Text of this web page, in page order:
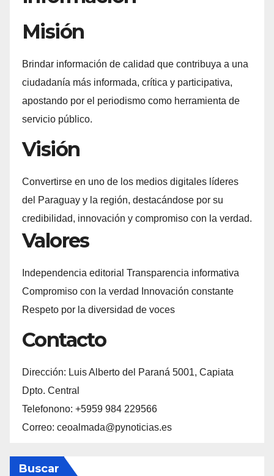
Misión
Brindar información de calidad que contribuya a una
ciudadanía más informada, crítica y participativa,
apostando por el periodismo como herramienta de
servicio público.
Visión
Convertirse en uno de los medios digitales líderes
del Paraguay y la región, destacándose por su
credibilidad, innovación y compromiso con la verdad.
Valores
Independencia editorial Transparencia informativa
Compromiso con la verdad Innovación constante
Respeto por la diversidad de voces
Contacto
Dirección: Luis Alberto del Paraná 5001, Capiata
Dpto. Central
Telefonono: +5959 984 229566
Correo: ceoalmada@pynoticias.es
Buscar